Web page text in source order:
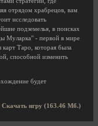
отрядом храбрецов, вам
исследовать
подземелья, в поисках
Муларка" - первой в мире
карт Таро, которая была
способной изменить
будет
Скачать игру (163.46 Мб.)